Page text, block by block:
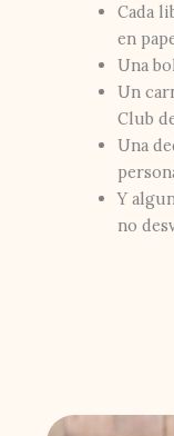
Cada
en
Una
Un
Club
Una
Y
no